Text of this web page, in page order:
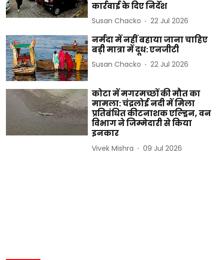
कार्रवाई के दिए निर्देश
Susan Chacko 22 Jul 2026
नर्मदा में नहीं बहाया जाना चाहिए
बड़ी मात्रा में दूध: एनजीटी
Susan Chacko 22 Jul 2026
कोटा में मगरमच्छों की मौत का
मामला: चंद्रलोई नदी में मिला
प्रतिबंधित कीटनाशक एल्ड्रिन, वन
विभाग ने जिम्मेदारी से किया
इनकार
Vivek Mishra 09 Jul 2026